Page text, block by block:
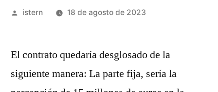
Publicado
istern 18 de agosto de 2023
El contrato quedaría desglosado de la
siguiente manera: La parte fija, sería la